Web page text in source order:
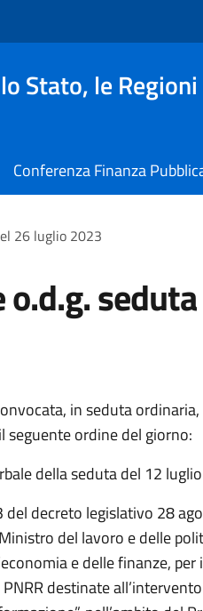
Stato, le
Conferenza Finanza
26 luglio 2023
o.d.g.
in seduta
seguente ordine del giorno:
della seduta del 12
del decreto legislativo 28
del lavoro e delle
e delle finanze,
destinate